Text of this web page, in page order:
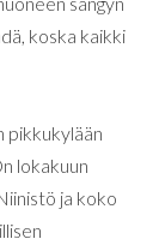
koska kaikki
pikkukylään
lokakuun
ja koko